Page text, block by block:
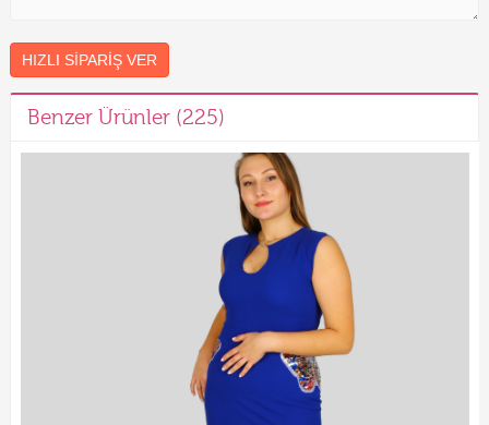
HIZLI SIPARIŞ VER
Benzer Ürünler (225)